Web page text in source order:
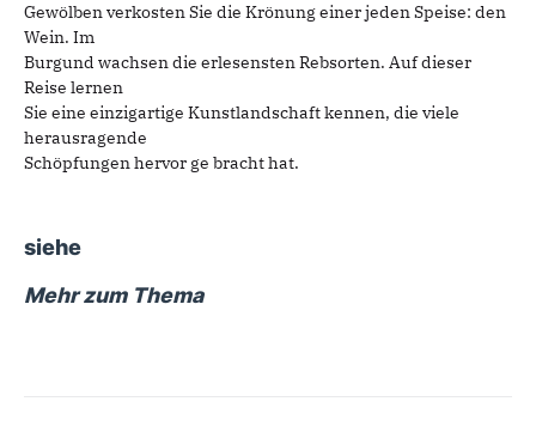
Gewölben verkosten Sie die Krönung einer jeden Speise: den
Wein. Im
Burgund wachsen die erlesensten Rebsorten. Auf dieser
Reise lernen
Sie eine einzigartige Kunstlandschaft kennen, die viele
herausragende
Schöpfungen hervor ge bracht hat.
siehe
Mehr zum Thema